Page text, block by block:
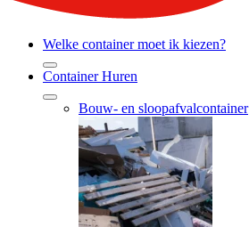
Welke container moet ik kiezen?
Container Huren
Bouw- en sloopafvalcontainer